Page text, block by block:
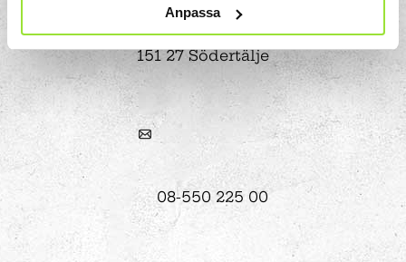
Anpassa
Storgatan 33
Box 633
151 27 Södertälje
08-550 225 00